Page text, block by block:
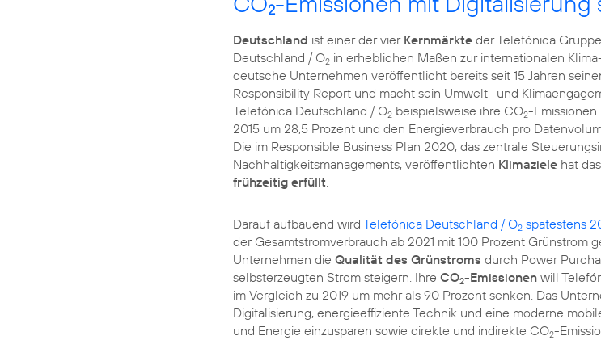
2
Deutschland ist einer der vier Kernmärkte der Telefónica
Deutschland / O2 in erheblichen Maßen zur internationalen
deutsche Unternehmen veröffentlicht bereits seit 15 Jahren
Responsibility Report und macht sein Umwelt- und
Telefónica Deutschland / O2 beispielsweise ihre CO2-Emissionen
2015 um 28,5 Prozent und den Energieverbrauch pro
Die im Responsible Business Plan 2020, das zentrale
Nachhaltigkeitsmanagements, veröffentlichten Klimaziele hat
frühzeitig erfüllt
Darauf aufbauend wird Telefónica Deutschland / O2 spätestens
der Gesamtstromverbrauch ab 2021 mit 100 Prozent Grünstrom
Unternehmen die Qualität des Grünstroms durch Power
selbsterzeugten Strom steigern. Ihre CO2-Emissionen will
im Vergleich zu 2019 um mehr als 90 Prozent senken. Das
Digitalisierung, energieeffiziente Technik und eine moderne
und Energie einzusparen sowie direkte und indirekte CO2-